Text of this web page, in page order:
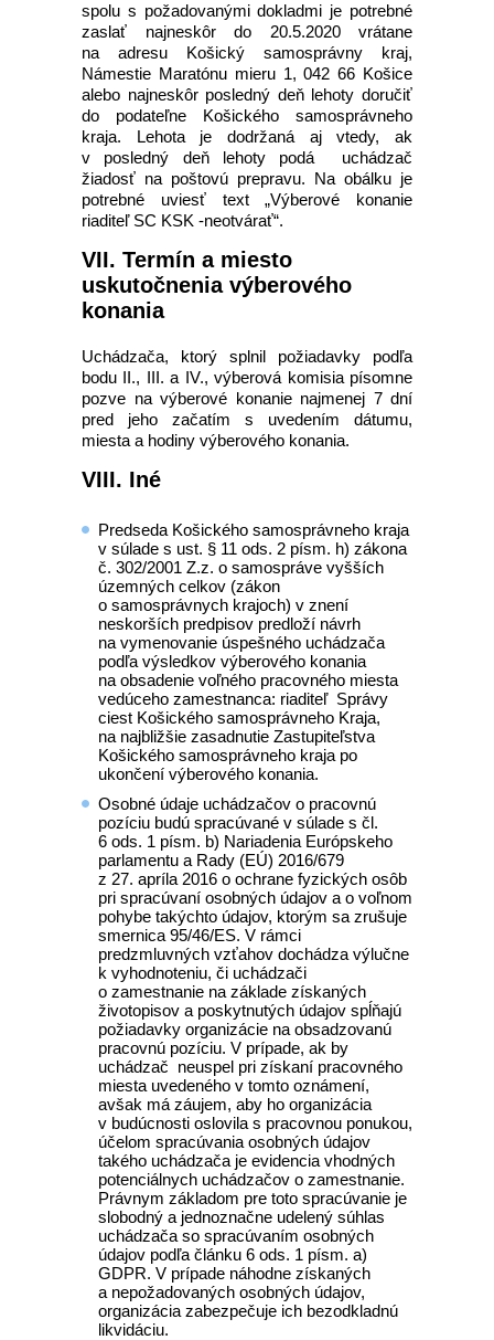
spolu s požadovanými dokladmi je potrebné
zaslať najneskôr do 20.5.2020 vrátane
na adresu Košický samosprávny kraj,
Námestie Maratónu mieru 1, 042 66 Košice
alebo najneskôr posledný deň lehoty doručiť
do podateľne Košického samosprávneho
kraja. Lehota je dodržaná aj vtedy, ak
v posledný deň lehoty podá uchádzač
žiadosť na poštovú prepravu. Na obálku je
potrebné uviesť text „Výberové konanie
riaditeľ SC KSK -neotvárať“.
VII. Termín a miesto
uskutočnenia výberového
konania
Uchádzača, ktorý splnil požiadavky podľa
bodu II., III. a IV., výberová komisia písomne
pozve na výberové konanie najmenej 7 dní
pred jeho začatím s uvedením dátumu,
miesta a hodiny výberového konania.
VIII. Iné
Predseda Košického samosprávneho kraja
v súlade s ust. § 11 ods. 2 písm. h) zákona
č. 302/2001 Z.z. o samospráve vyšších
územných celkov (zákon
o samosprávnych krajoch) v znení
neskorších predpisov predloží návrh
na vymenovanie úspešného uchádzača
podľa výsledkov výberového konania
na obsadenie voľného pracovného miesta
vedúceho zamestnanca: riaditeľ Správy
ciest Košického samosprávneho Kraja,
na najbližšie zasadnutie Zastupiteľstva
Košického samosprávneho kraja po
ukončení výberového konania.
Osobné údaje uchádzačov o pracovnú
pozíciu budú spracúvané v súlade s čl.
6 ods. 1 písm. b) Nariadenia Európskeho
parlamentu a Rady (EÚ) 2016/679
z 27. apríla 2016 o ochrane fyzických osôb
pri spracúvaní osobných údajov a o voľnom
pohybe takýchto údajov, ktorým sa zrušuje
smernica 95/46/ES. V rámci
predzmluvných vzťahov dochádza výlučne
k vyhodnoteniu, či uchádzači
o zamestnanie na základe získaných
životopisov a poskytnutých údajov spĺňajú
požiadavky organizácie na obsadzovanú
pracovnú pozíciu. V prípade, ak by
uchádzač neuspel pri získaní pracovného
miesta uvedeného v tomto oznámení,
avšak má záujem, aby ho organizácia
v budúcnosti oslovila s pracovnou ponukou,
účelom spracúvania osobných údajov
takého uchádzača je evidencia vhodných
potenciálnych uchádzačov o zamestnanie.
Právnym základom pre toto spracúvanie je
slobodný a jednoznačne udelený súhlas
uchádzača so spracúvaním osobných
údajov podľa článku 6 ods. 1 písm. a)
GDPR. V prípade náhodne získaných
a nepožadovaných osobných údajov,
organizácia zabezpečuje ich bezodkladnú
likvidáciu.